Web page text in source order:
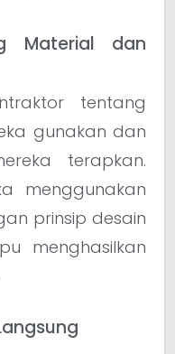
Material dan
tentang
gunakan dan
terapkan.
menggunakan
prinsip desain
menghasilkan